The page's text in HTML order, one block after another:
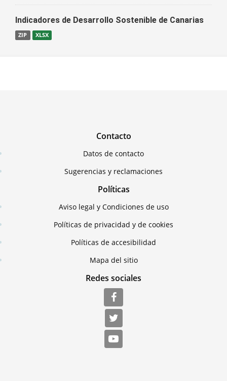
Indicadores de Desarrollo Sostenible de Canarias
ZIP XLSX
Contacto
Datos de contacto
Sugerencias y reclamaciones
Políticas
Aviso legal y Condiciones de uso
Políticas de privacidad y de cookies
Políticas de accesibilidad
Mapa del sitio
Redes sociales